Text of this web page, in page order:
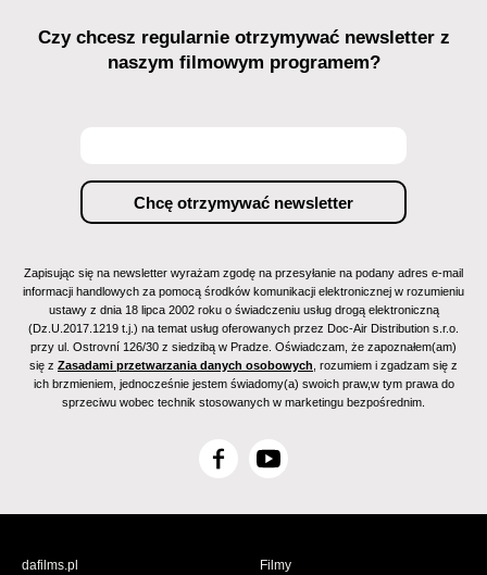
Czy chcesz regularnie otrzymywać newsletter z
naszym filmowym programem?
Zapisując się na newsletter wyrażam zgodę na przesyłanie na podany adres e-mail
informacji handlowych za pomocą środków komunikacji elektronicznej w rozumieniu
ustawy z dnia 18 lipca 2002 roku o świadczeniu usług drogą elektroniczną
(Dz.U.2017.1219 t.j.) na temat usług oferowanych przez Doc-Air Distribution s.r.o.
przy ul. Ostrovní 126/30 z siedzibą w Pradze. Oświadczam, że zapoznałem(am)
się z Zasadami przetwarzania danych osobowych , rozumiem i zgadzam się z
ich brzmieniem, jednocześnie jestem świadomy(a) swoich praw,w tym prawa do
sprzeciwu wobec technik stosowanych w marketingu bezpośrednim.
F
c
Y
u
dafilms.pl
Filmy